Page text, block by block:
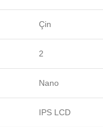
Çin
2
Nano
IPS LCD